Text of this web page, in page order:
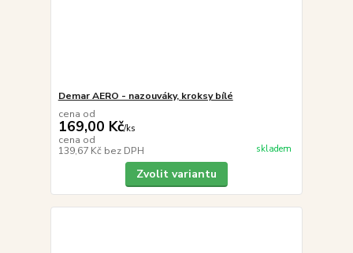
Demar AERO - nazouváky, kroksy bílé
cena od
169,00 Kč/ks
cena od
139,67 Kč bez DPH skladem
Zvolit variantu